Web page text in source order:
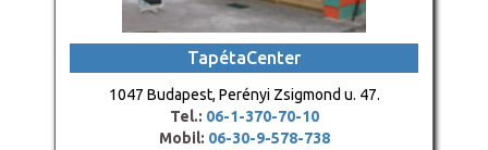
TapétaCenter
1047 Budapest, Perényi Zsigmond u. 47.
Tel.: 06-1-370-70-10
Mobil: 06-30-9-578-738